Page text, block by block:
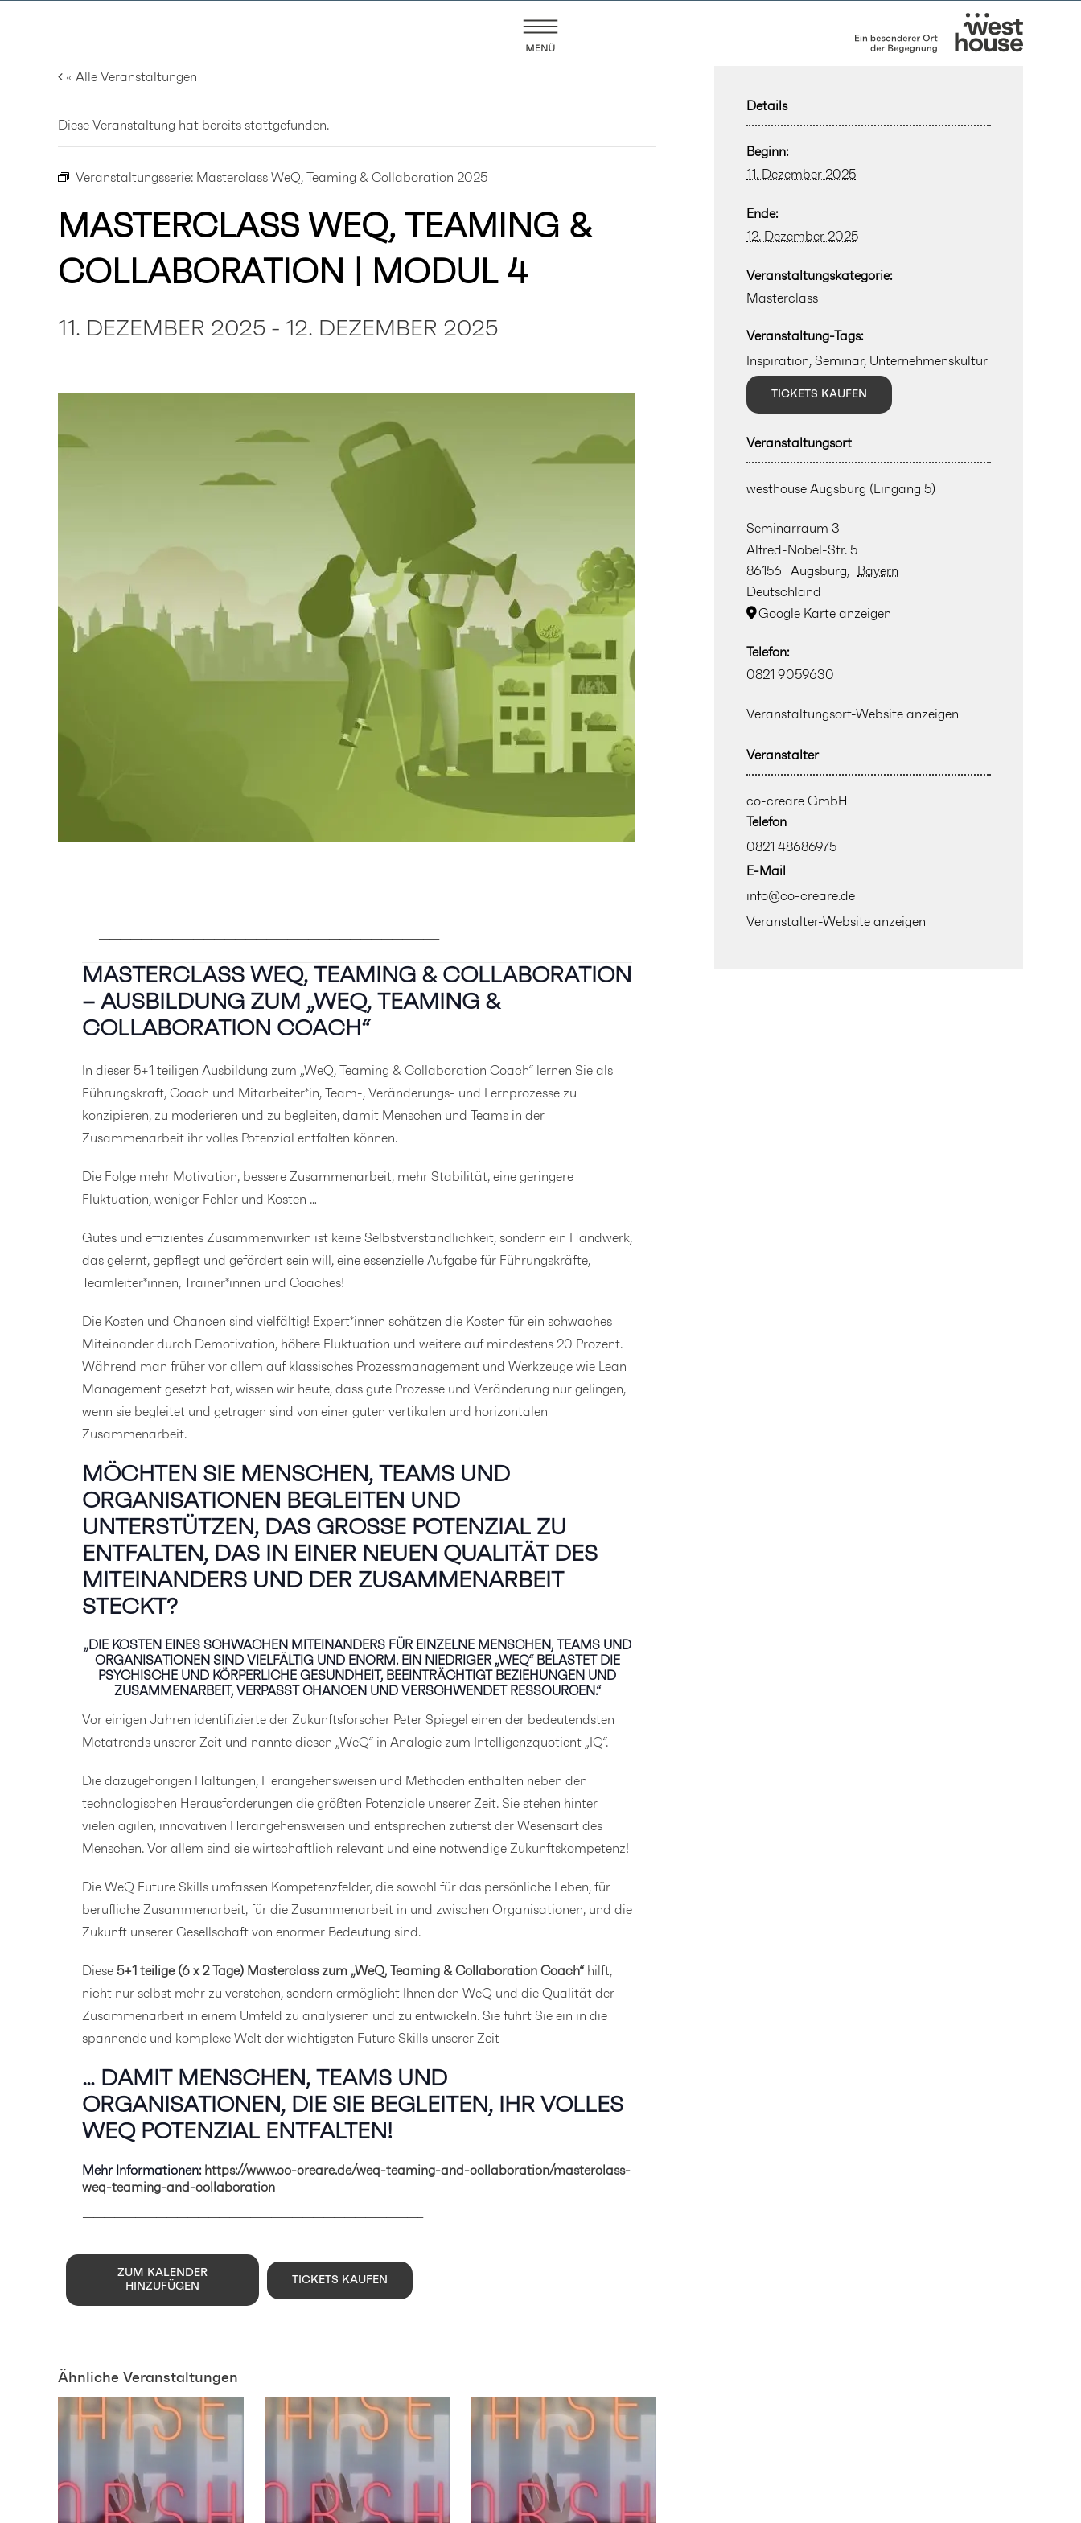
« Alle Veranstaltungen
Diese Veranstaltung hat bereits stattgefunden.
Veranstaltungsserie: Masterclass WeQ, Teaming & Collaboration 2025
MASTERCLASS WEQ, TEAMING &
COLLABORATION | MODUL 4
11. DEZEMBER 2025 - 12. DEZEMBER 2025
————————————————————————————————–
MASTERCLASS WEQ, TEAMING & COLLABORATION
– AUSBILDUNG ZUM „WEQ, TEAMING &
COLLABORATION COACH“
In dieser 5+1 teiligen Ausbildung zum „WeQ, Teaming & Collaboration Coach“ lernen Sie als
Führungskraft, Coach und Mitarbeiter*in, Team-, Veränderungs- und Lernprozesse zu
konzipieren, zu moderieren und zu begleiten, damit Menschen und Teams in der
Zusammenarbeit ihr volles Potenzial entfalten können.
Die Folge mehr Motivation, bessere Zusammenarbeit, mehr Stabilität, eine geringere
Fluktuation, weniger Fehler und Kosten …
Gutes und effizientes Zusammenwirken ist keine Selbstverständlichkeit, sondern ein Handwerk,
das gelernt, gepflegt und gefördert sein will, eine essenzielle Aufgabe für Führungskräfte,
Teamleiter*innen, Trainer*innen und Coaches!
Die Kosten und Chancen sind vielfältig! Expert*innen schätzen die Kosten für ein schwaches
Miteinander durch Demotivation, höhere Fluktuation und weitere auf mindestens 20 Prozent.
Während man früher vor allem auf klassisches Prozessmanagement und Werkzeuge wie Lean
Management gesetzt hat, wissen wir heute, dass gute Prozesse und Veränderung nur gelingen,
wenn sie begleitet und getragen sind von einer guten vertikalen und horizontalen
Zusammenarbeit.
MÖCHTEN SIE MENSCHEN, TEAMS UND
ORGANISATIONEN BEGLEITEN UND
UNTERSTÜTZEN, DAS GROSSE POTENZIAL ZU E
NTFALTEN, DAS IN EINER NEUEN QUALITÄT DES M
ITEINANDERS UND DER ZUSAMMENARBEIT S
TECKT?
„DIE KOSTEN EINES SCHWACHEN MITEINANDERS FÜR EINZELNE MENSCHEN, TEAMS UND
ORGANISATIONEN SIND VIELFÄLTIG UND ENORM. EIN NIEDRIGER „WEQ“ BELASTET DIE
PSYCHISCHE UND KÖRPERLICHE GESUNDHEIT, BEEINTRÄCHTIGT BEZIEHUNGEN UND
ZUSAMMENARBEIT, VERPASST CHANCEN UND VERSCHWENDET RESSOURCEN.“
Vor einigen Jahren identifizierte der Zukunftsforscher Peter Spiegel einen der bedeutendsten
Metatrends unserer Zeit und nannte diesen „WeQ“ in Analogie zum Intelligenzquotient „IQ“.
Die dazugehörigen Haltungen, Herangehensweisen und Methoden enthalten neben den
technologischen Herausforderungen die größten Potenziale unserer Zeit. Sie stehen hinter
vielen agilen, innovativen Herangehensweisen und entsprechen zutiefst der Wesensart des
Menschen. Vor allem sind sie wirtschaftlich relevant und eine notwendige Zukunftskompetenz!
Die WeQ Future Skills umfassen Kompetenzfelder, die sowohl für das persönliche Leben, für
berufliche Zusammenarbeit, für die Zusammenarbeit in und zwischen Organisationen, und die
Zukunft unserer Gesellschaft von enormer Bedeutung sind.
Diese 5+1 teilige (6 x 2 Tage) Masterclass zum „WeQ, Teaming & Collaboration Coach“hilft,
nicht nur selbst mehr zu verstehen, sondern ermöglicht Ihnen den WeQ und die Qualität der
Zusammenarbeit in einem Umfeld zu analysieren und zu entwickeln. Sie führt Sie ein in die
spannende und komplexe Welt der wichtigsten Future Skills unserer Zeit
… DAMIT MENSCHEN, TEAMS UND
ORGANISATIONEN, DIE SIE BEGLEITEN, IHR VOLLES
WEQ POTENZIAL ENTFALTEN!
Mehr Informationen: https://www.co-creare.de/weq-teaming-and-collaboration/masterclass-
weq-teaming-and-collaboration
————————————————————————————————–
ZUM KALENDER
HINZUFÜGEN
TICKETS KAUFEN
Ähnliche Veranstaltungen
Details
Beginn:
11. Dezember 2025
Ende:
12. Dezember 2025
Veranstaltungskategorie:
Masterclass
Veranstaltung-Tags:
Inspiration,Seminar, Unternehmenskultur
TICKETS KAUFEN
Veranstaltungsort
westhouse Augsburg (Eingang 5)
Seminarraum 3
Alfred-Nobel-Str. 5
86156
Augsburg,
Bayern
Deutschland
Google Karte anzeigen
Telefon:
0821 9059630
Veranstaltungsort-Website anzeigen
Veranstalter
co-creare GmbH
Telefon
0821 48686975
E-Mail
info@co-creare.de
Veranstalter-Website anzeigen